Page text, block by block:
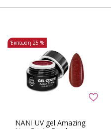
NANI UV gel Amazing
Έκπτωση 25 %